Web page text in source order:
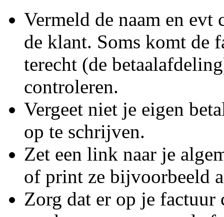
Vermeld de naam en
de klant. Soms komt de
terecht (de
controleren.
Vergeet niet je eigen
op te schrijven.
Zet een link naar je
of print ze bijvoorbeeld
Zorg dat er op je factuur